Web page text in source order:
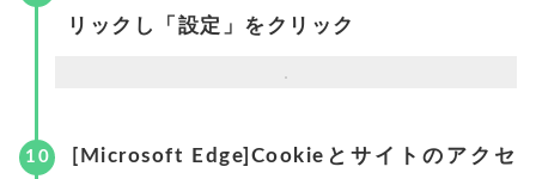
リックし「設定」をクリック
[Microsoft Edge]Cookieとサイトのアクセ